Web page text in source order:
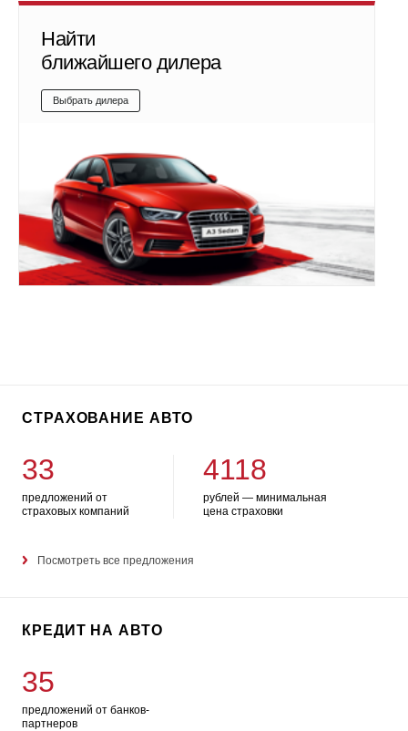
Найти
ближайшего дилера
Выбрать дилера
СТРАХОВАНИЕ АВТО
33
предложений от
страховых компаний
4118
рублей — минимальная
цена страховки
Посмотреть все предложения
КРЕДИТ НА АВТО
35
предложений от банков-
партнеров